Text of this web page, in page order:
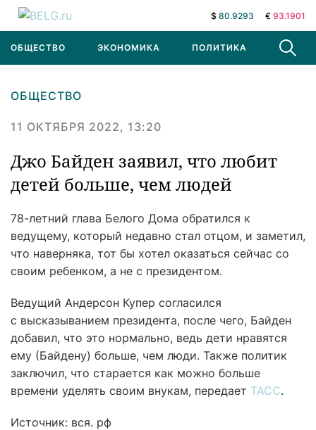
$ 80.9293 € 93.1901
ОБЩЕСТВО ЭКОНОМИКА ПОЛИТИКА В МИРЕ
ОБЩЕСТВО
11 ОКТЯБРЯ 2022, 13:20
Джо Байден заявил, что любит
детей больше, чем людей
78-летний глава Белого Дома обратился к
ведущему, который недавно стал отцом, и заметил,
что наверняка, тот бы хотел оказаться сейчас со
своим ребенком, а не с президентом.
Ведущий Андерсон Купер согласился
с высказыванием президента, после чего, Байден
добавил, что это нормально, ведь дети нравятся
ему (Байдену) больше, чем люди. Также политик
заключил, что старается как можно больше
времени уделять своим внукам, передает ТАСС.
Источник: вся. рф